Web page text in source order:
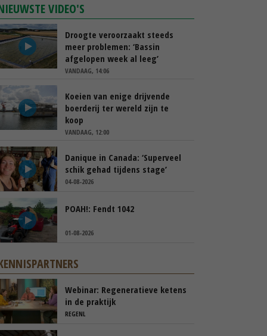
VIDEO'S
Droogte veroorzaakt steeds
meer problemen: ‘Bassin
afgelopen week al leeg’
VANDAAG, 14:06
Koeien van enige drijvende
boerderij ter wereld zijn te
koop
VANDAAG, 12:00
Danique in Canada: ‘Superveel
schik gehad tijdens stage’
04-08-2026
POAH!: Fendt 1042
01-08-2026
Webinar: Regeneratieve ketens
in de praktijk
REGENL